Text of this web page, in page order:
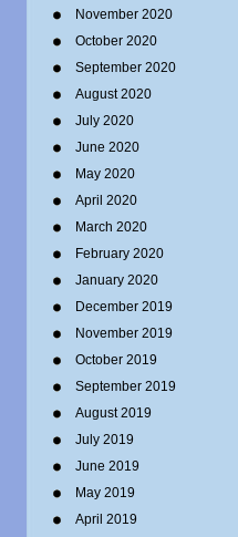
November 2020
October 2020
September 2020
August 2020
July 2020
June 2020
May 2020
April 2020
March 2020
February 2020
January 2020
December 2019
November 2019
October 2019
September 2019
August 2019
July 2019
June 2019
May 2019
April 2019